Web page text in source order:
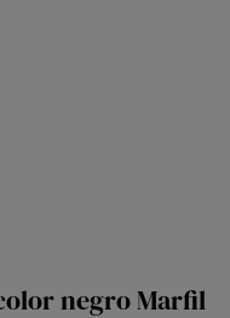
negro Marfil